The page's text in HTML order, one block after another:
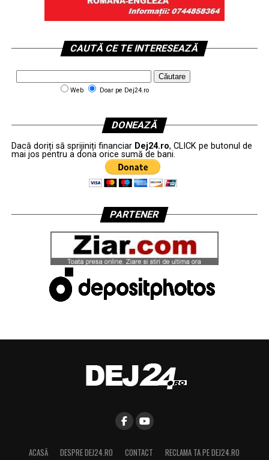
CAUTĂ CE TE INTERESEAZĂ
Web Doar pe Dej24.ro
DONEAZĂ
Dacă doriți să sprijiniți financiar Dej24.ro, CLICK pe butonul de
mai jos pentru a dona orice sumă de bani.
PARTENER
ACASĂ DESPRE DEJ24.RO CONTACT RECLAMA TA PE DEJ24.RO